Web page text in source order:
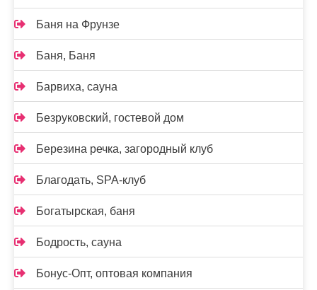
Баня на Фрунзе
Баня, Баня
Барвиха, сауна
Безруковский, гостевой дом
Березина речка, загородный клуб
Благодать, SPA-клуб
Богатырская, баня
Бодрость, сауна
Бонус-Опт, оптовая компания